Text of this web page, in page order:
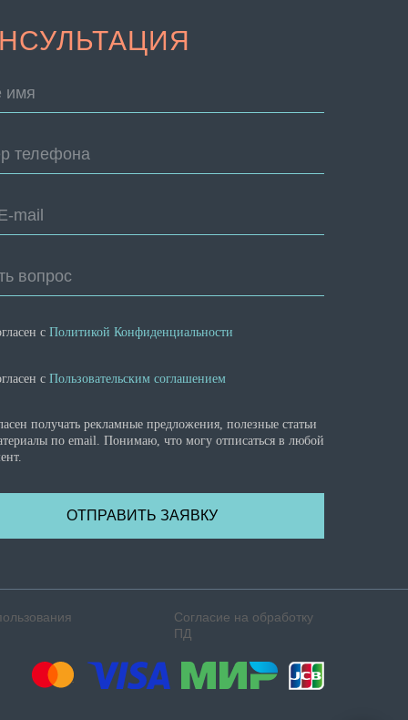
имя
телефона
mail
вопрос
с Политикой Конфиденциальности
с Пользовательским соглашением
получать рекламные предложения, полезные статьи
по email. Понимаю, что могу отписаться в любой
ОТПРАВИТЬ ЗАЯВКУ
Согласие на обработку
ПД